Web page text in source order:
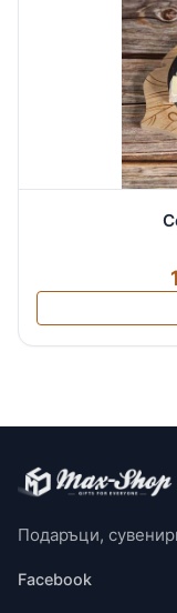
Подаръци,
Facebook